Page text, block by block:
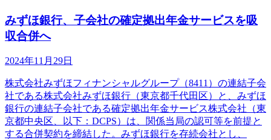
みずほ銀行、子会社の確定拠出年金サービスを吸
収合併へ
2024年11月29日
株式会社みずほフィナンシャルグループ（8411）の連結子会
社である株式会社みずほ銀行（東京都千代田区）と、みずほ
銀行の連結子会社である確定拠出年金サービス株式会社（東
京都中央区、以下：DCPS）は、関係当局の認可等を前提と
する合併契約を締結した。みずほ銀行を存続会社とし、